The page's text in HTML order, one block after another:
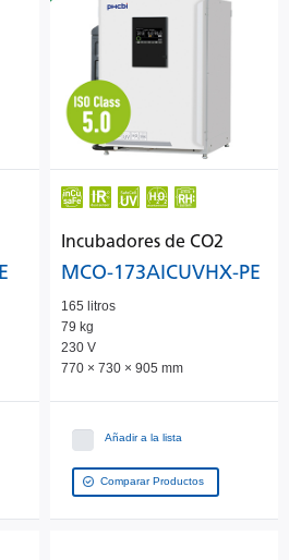
Incubadores de CO2
MCO-173AICUVHX-PE
165 litros
79 kg
230 V
770 × 730 × 905 mm
Añadir a la lista
Comparar Productos